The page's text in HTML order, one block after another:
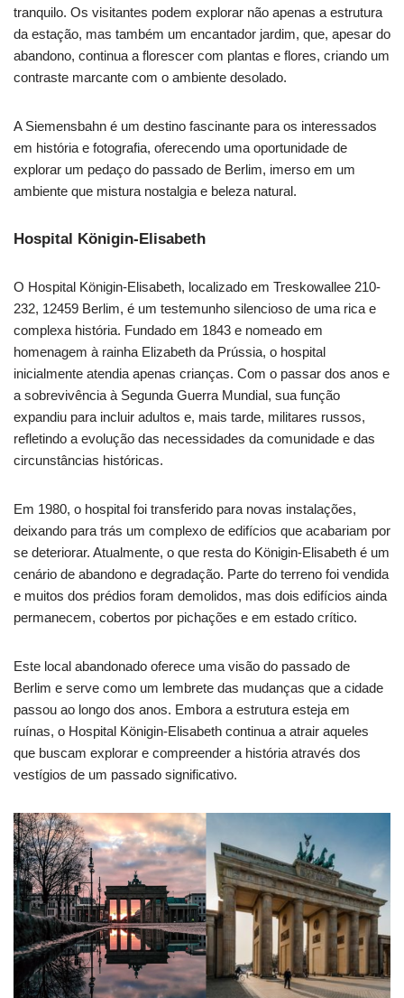
tranquilo. Os visitantes podem explorar não apenas a estrutura
da estação, mas também um encantador jardim, que, apesar do
abandono, continua a florescer com plantas e flores, criando um
contraste marcante com o ambiente desolado.
A Siemensbahn é um destino fascinante para os interessados
em história e fotografia, oferecendo uma oportunidade de
explorar um pedaço do passado de Berlim, imerso em um
ambiente que mistura nostalgia e beleza natural.
Hospital Königin-Elisabeth
O Hospital Königin-Elisabeth, localizado em Treskowallee 210-
232, 12459 Berlim, é um testemunho silencioso de uma rica e
complexa história. Fundado em 1843 e nomeado em
homenagem à rainha Elizabeth da Prússia, o hospital
inicialmente atendia apenas crianças. Com o passar dos anos e
a sobrevivência à Segunda Guerra Mundial, sua função
expandiu para incluir adultos e, mais tarde, militares russos,
refletindo a evolução das necessidades da comunidade e das
circunstâncias históricas.
Em 1980, o hospital foi transferido para novas instalações,
deixando para trás um complexo de edifícios que acabariam por
se deteriorar. Atualmente, o que resta do Königin-Elisabeth é um
cenário de abandono e degradação. Parte do terreno foi vendida
e muitos dos prédios foram demolidos, mas dois edifícios ainda
permanecem, cobertos por pichações e em estado crítico.
Este local abandonado oferece uma visão do passado de
Berlim e serve como um lembrete das mudanças que a cidade
passou ao longo dos anos. Embora a estrutura esteja em
ruínas, o Hospital Königin-Elisabeth continua a atrair aqueles
que buscam explorar e compreender a história através dos
vestígios de um passado significativo.